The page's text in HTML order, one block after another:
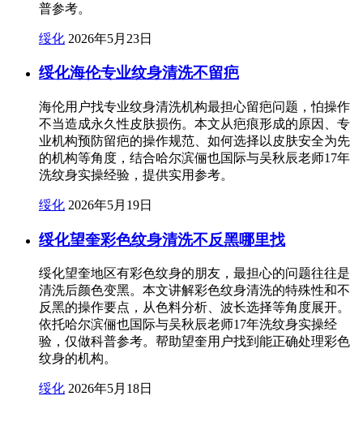
普参考。
绥化 2026年5月23日
绥化海伦专业纹身清洗不留疤
海伦用户找专业纹身清洗机构最担心留疤问题，怕操作
不当造成永久性皮肤损伤。本文从疤痕形成的原因、专
业机构预防留疤的操作规范、如何选择以皮肤安全为先
的机构等角度，结合哈尔滨俪也国际与吴秋辰老师17年
洗纹身实操经验，提供实用参考。
绥化 2026年5月19日
绥化望奎彩色纹身清洗不反黑哪里找
绥化望奎地区有彩色纹身的朋友，最担心的问题往往是
清洗后颜色变黑。本文讲解彩色纹身清洗的特殊性和不
反黑的操作要点，从色料分析、波长选择等角度展开。
依托哈尔滨俪也国际与吴秋辰老师17年洗纹身实操经
验，仅做科普参考。帮助望奎用户找到能正确处理彩色
纹身的机构。
绥化 2026年5月18日